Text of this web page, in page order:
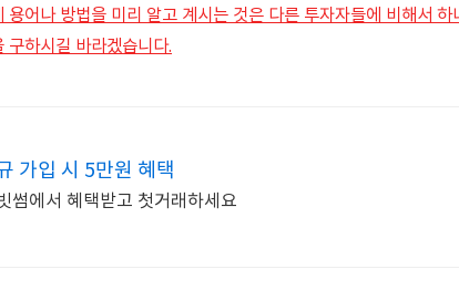
어나 방법을 미리 알고 계시는 것은 다른 투자자들에 비해서 하
구하시길 바라겠습니다.
가입 시 5만원 혜택
썸에서 혜택받고 첫거래하세요